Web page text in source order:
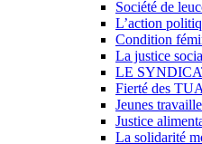
Société de
L’action
Condition
La justice
LE
Fierté des
Jeunes
Justice
La solidarité